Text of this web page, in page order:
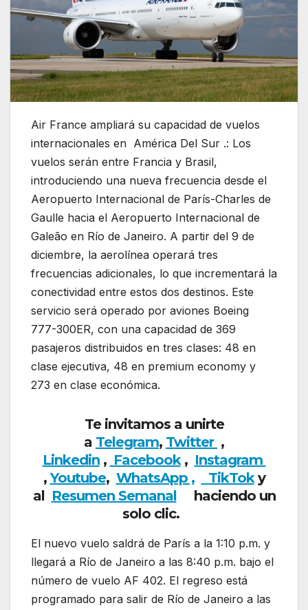
Air France ampliará su capacidad de vuelos
internacionales en América Del Sur .: Los
vuelos serán entre Francia y Brasil,
introduciendo una nueva frecuencia desde el
Aeropuerto Internacional de París-Charles de
Gaulle hacia el Aeropuerto Internacional de
Galeão en Río de Janeiro. A partir del 9 de
diciembre, la aerolínea operará tres
frecuencias adicionales, lo que incrementará la
conectividad entre estos dos destinos. Este
servicio será operado por aviones Boeing
777-300ER, con una capacidad de 369
pasajeros distribuidos en tres clases: 48 en
clase ejecutiva, 48 en premium economy y
273 en clase económica.
Te invitamos a unirte
a Telegram, Twitter ,
Linkedin, Facebook, Instagram
,Youtube, WhatsApp , TikToky
al Resumen Semanalhaciendo un
solo clic.
El nuevo vuelo saldrá de París a la 1:10 p.m. y
llegará a Río de Janeiro a las 8:40 p.m. bajo el
número de vuelo AF 402. El regreso está
programado para salir de Río de Janeiro a las